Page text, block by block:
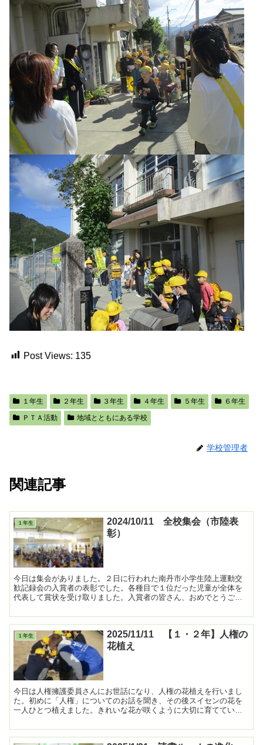
Post Views: 135
１年生 ２年生 ３年生 ４年生 ５年生
６年生
ＰＴＡ活動
地域とともにある学校
学校管理者
関連記事
１年生
2024/10/11 全校集会（市陸表
彰）
今日は集会がありました。２日に行われた南丹市小学生陸上運動交
歓記録会の入賞者の表彰でした。各種目で１位だった児童が全体を
代表して賞状を受け取りました。入賞者の皆さん、おめでとうござ
１年生
2025/11/11 【１・２年】人権の
花植え
今日は人権擁護委員さんにお世話になり、人権の花植えを行いまし
た。初めに「人権」についてのお話を聞き、その後スイセンの花を
一人ひとつ植えました。きれいな花が咲くように大切に育てていき